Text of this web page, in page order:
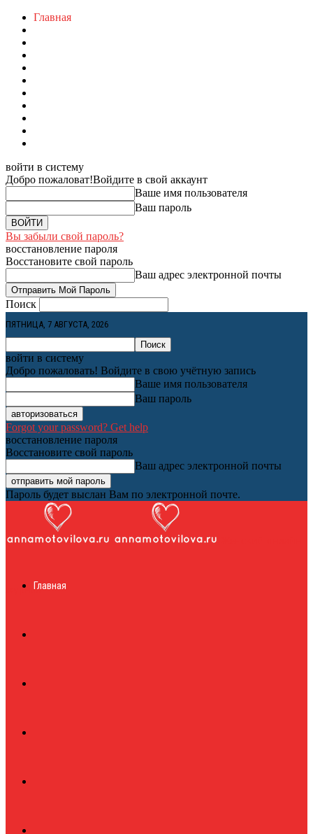
Главная
войти в систему
Добро пожаловат!Войдите в свой аккаунт
Ваше имя пользователя
Ваш пароль
Вы забыли свой пароль?
восстановление пароля
Восстановите свой пароль
Ваш адрес электронной почты
Поиск
ПЯТНИЦА, 7 АВГУСТА, 2026
войти в систему
Добро пожаловать! Войдите в свою учётную запись
Ваше имя пользователя
Ваш пароль
Forgot your password? Get help
восстановление пароля
Восстановите свой пароль
Ваш адрес электронной почты
Пароль будет выслан Вам по электронной почте.
журналГлавная